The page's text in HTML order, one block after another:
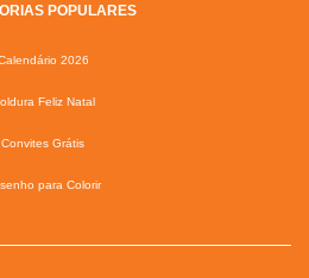
POPULARES
2026
Feliz Natal
Convites Grátis
para Colorir